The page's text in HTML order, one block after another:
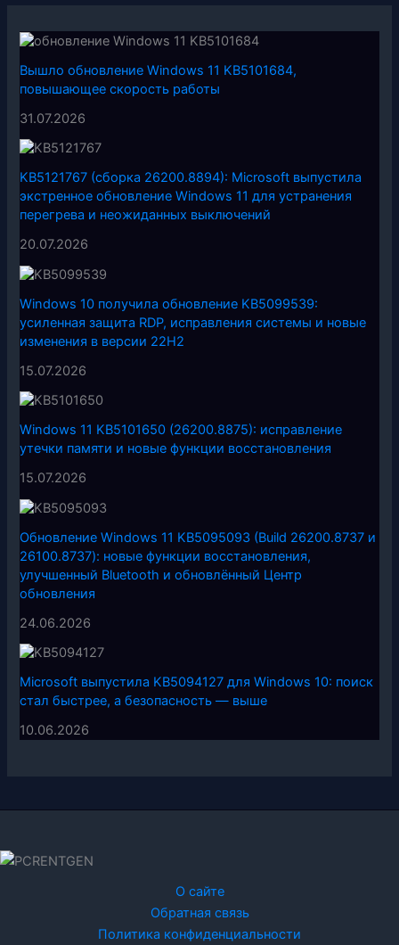
Вышло обновление Windows 11 KB5101684,
повышающее скорость работы
31.07.2026
KB5121767 (сборка 26200.8894): Microsoft выпустила
экстренное обновление Windows 11 для устранения
перегрева и неожиданных выключений
20.07.2026
Windows 10 получила обновление KB5099539:
усиленная защита RDP, исправления системы и новые
изменения в версии 22H2
15.07.2026
Windows 11 KB5101650 (26200.8875): исправление
утечки памяти и новые функции восстановления
15.07.2026
Обновление Windows 11 KB5095093 (Build 26200.8737 и
26100.8737): новые функции восстановления,
улучшенный Bluetooth и обновлённый Центр
обновления
24.06.2026
Microsoft выпустила KB5094127 для Windows 10: поиск
стал быстрее, а безопасность — выше
10.06.2026
О сайте
Обратная связь
Политика конфиденциальности